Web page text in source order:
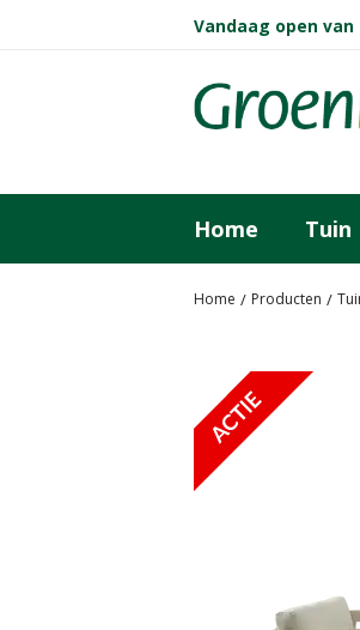
Home Producten
Vandaag open van
Home Tuin